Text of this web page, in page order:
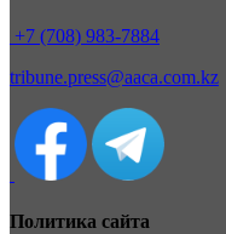
+7 (708) 983-7884
tribune.press@aaca.com.kz
Политика сайта